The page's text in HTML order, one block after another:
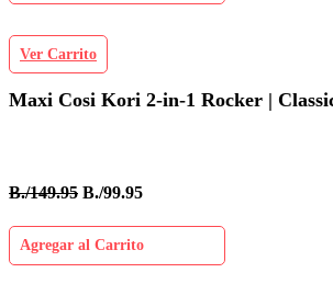
Ver Carrito
Maxi Cosi Kori 2-in-1 Rocker |
B./149.95 B./99.95
Agregar al Carrito